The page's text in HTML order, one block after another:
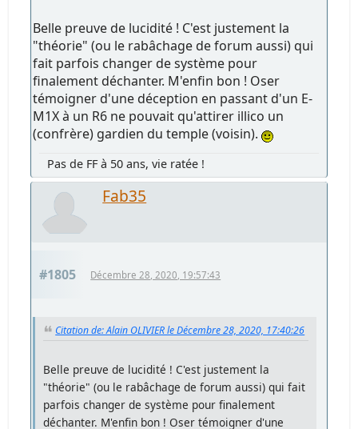
Belle preuve de lucidité ! C'est justement la
"théorie" (ou le rabâchage de forum aussi) qui
fait parfois changer de système pour
finalement déchanter. M'enfin bon ! Oser
témoigner d'une déception en passant d'un E-
M1X à un R6 ne pouvait qu'attirer illico un
(confrère) gardien du temple (voisin).
Pas de FF à 50 ans, vie ratée !
Fab35
#1805 Décembre 28, 2020, 19:57:43
Citation de: Alain OLIVIER le Décembre 28, 2020, 17:40:26
Belle preuve de lucidité ! C'est justement la
"théorie" (ou le rabâchage de forum aussi) qui fait
parfois changer de système pour finalement
déchanter. M'enfin bon ! Oser témoigner d'une